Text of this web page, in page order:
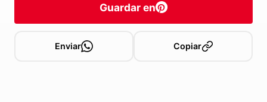
Guardar en
Enviar Copiar